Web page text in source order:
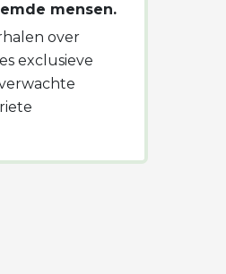
mensen.
over
exclusieve